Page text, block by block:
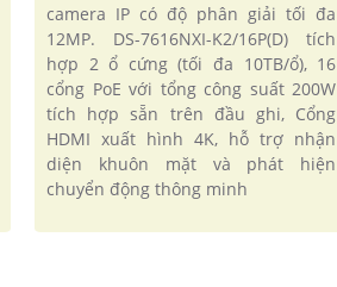
'
camera IP có độ phân giải tối đa
12MP. DS-7616NXI-K2/16P(D) tích
hợp 2 ổ cứng (tối đa 10TB/ổ), 16
cổng PoE với tổng công suất 200W
tích hợp sẵn trên đầu ghi, Cổng
HDMI xuất hình 4K, hỗ trợ nhận
diện khuôn mặt và phát hiện
chuyển động thông minh